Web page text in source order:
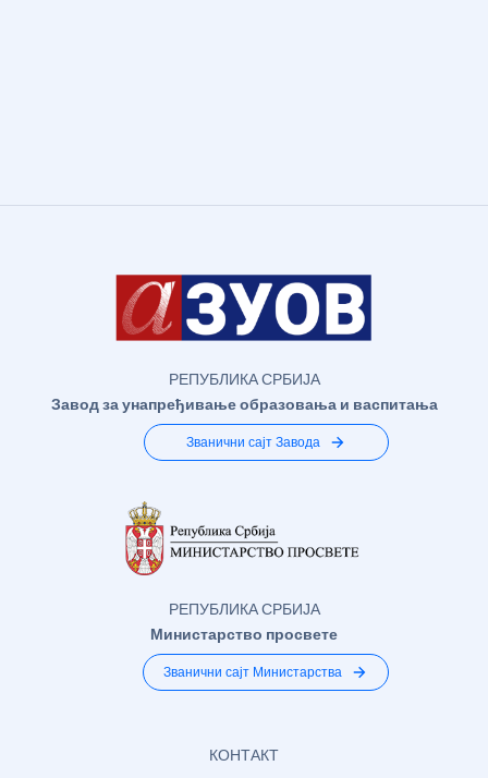
РЕПУБЛИКА СРБИЈА
Завод за унапређивање образовања и васпитања
Званични сајт Завода
РЕПУБЛИКА СРБИЈА
Министарство просвете
Званични сајт Министарства
КОНТАКТ